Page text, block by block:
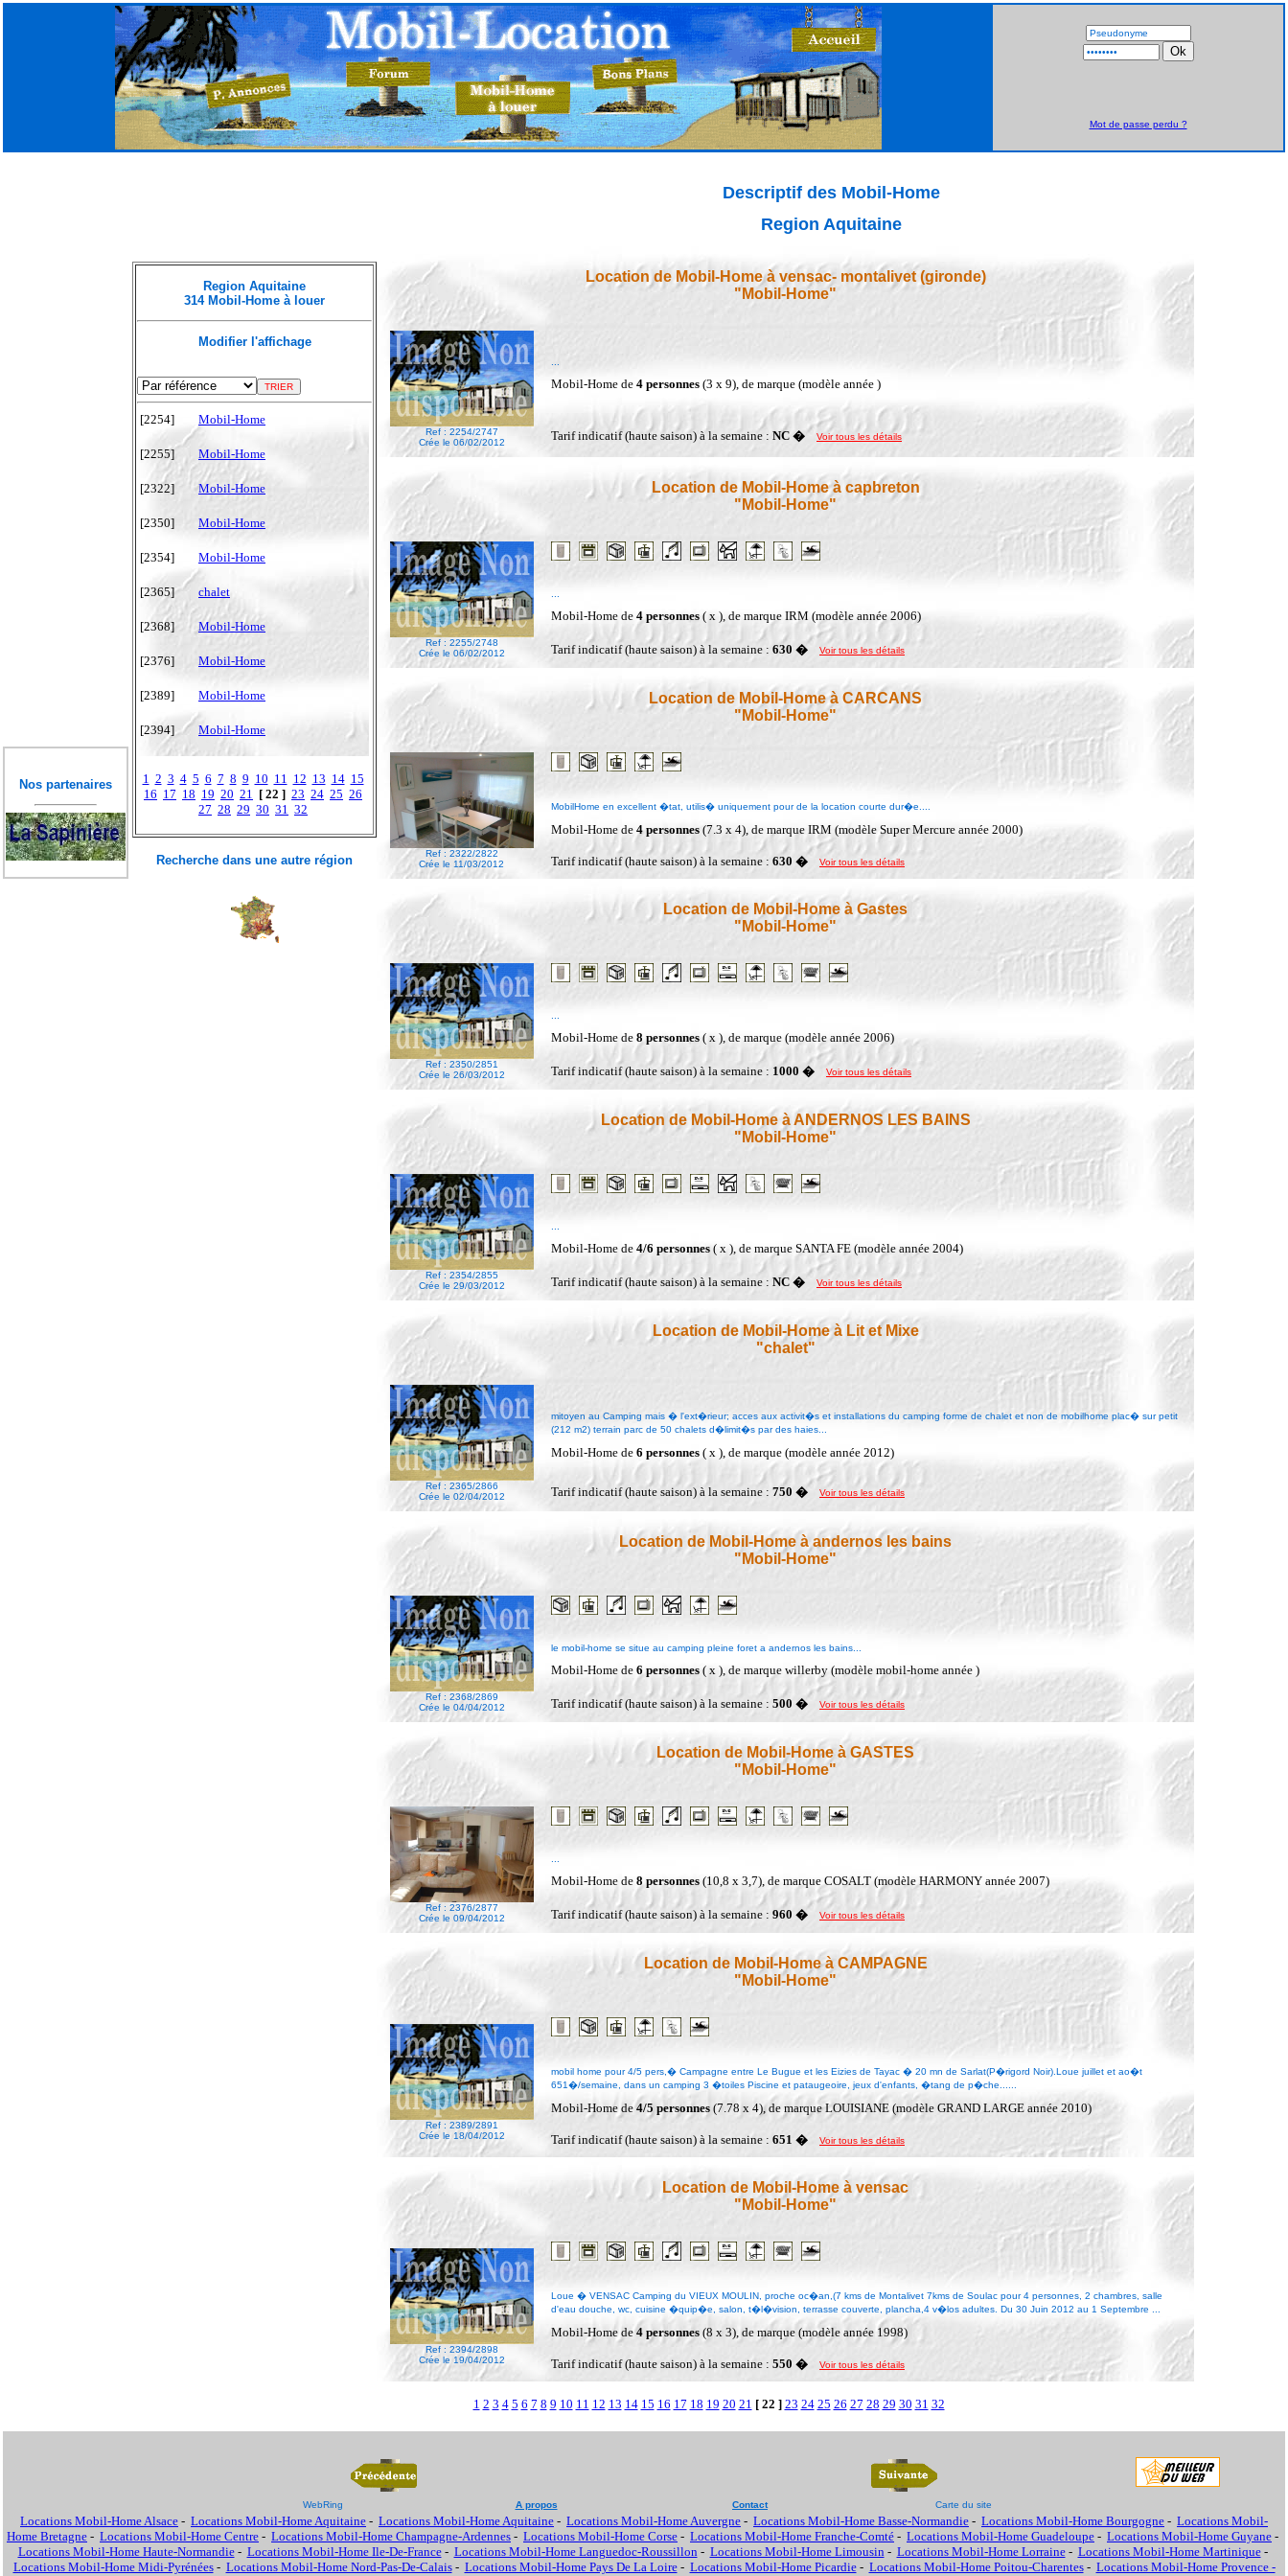
Mot de passe perdu ?
Nos partenaires
Descriptif des Mobil-Home
Region Aquitaine
Region Aquitaine
314 Mobil-Home à louer
Modifier l'affichage
[2254] Mobil-Home
[2255] Mobil-Home
[2322] Mobil-Home
[2350] Mobil-Home
[2354] Mobil-Home
[2365] chalet
[2368] Mobil-Home
[2376] Mobil-Home
[2389] Mobil-Home
[2394] Mobil-Home
1 2 3 4 5 6 7 8 9 10 11 12 13 14 15
16 17 18 19 20 21 [ 22 ] 23 24 25 26
27 28 29 30 31 32
Recherche dans une autre région
Location de Mobil-Home à vensac- montalivet (gironde)
"Mobil-Home"
Ref : 2254/2747
Crée le 06/02/2012
Mobil-Home de 4 personnes (3 x 9), de marque (modèle année )
Tarif indicatif (haute saison) à la semaine : NC � Voir tous les détails
Location de Mobil-Home à capbreton
"Mobil-Home"
Ref : 2255/2748
Crée le 06/02/2012
Mobil-Home de 4 personnes ( x ), de marque IRM (modèle année 2006)
Tarif indicatif (haute saison) à la semaine : 630 � Voir tous les détails
Location de Mobil-Home à CARCANS
"Mobil-Home"
Ref : 2322/2822
Crée le 11/03/2012
MobilHome en excellent �tat, utilis� uniquement pour de la location courte dur�e....
Mobil-Home de 4 personnes (7.3 x 4), de marque IRM (modèle Super Mercure année 2000)
Tarif indicatif (haute saison) à la semaine : 630 � Voir tous les détails
Location de Mobil-Home à Gastes
"Mobil-Home"
Ref : 2350/2851
Crée le 26/03/2012
Mobil-Home de 8 personnes ( x ), de marque (modèle année 2006)
Tarif indicatif (haute saison) à la semaine : 1000 � Voir tous les détails
Location de Mobil-Home à ANDERNOS LES BAINS
"Mobil-Home"
Ref : 2354/2855
Crée le 29/03/2012
Mobil-Home de 4/6 personnes ( x ), de marque SANTA FE (modèle année 2004)
Tarif indicatif (haute saison) à la semaine : NC � Voir tous les détails
Location de Mobil-Home à Lit et Mixe
"chalet"
Ref : 2365/2866
Crée le 02/04/2012
mitoyen au Camping mais � l'ext�rieur; acces aux activit�s et installations du camping forme de chalet et non de mobilhome plac� sur petit
(212 m2) terrain parc de 50 chalets d�limit�s par des haies...
Mobil-Home de 6 personnes ( x ), de marque (modèle année 2012)
Tarif indicatif (haute saison) à la semaine : 750 � Voir tous les détails
Location de Mobil-Home à andernos les bains
"Mobil-Home"
Ref : 2368/2869
Crée le 04/04/2012
le mobil-home se situe au camping pleine foret a andernos les bains...
Mobil-Home de 6 personnes ( x ), de marque willerby (modèle mobil-home année )
Tarif indicatif (haute saison) à la semaine : 500 � Voir tous les détails
Location de Mobil-Home à GASTES
"Mobil-Home"
Ref : 2376/2877
Crée le 09/04/2012
Mobil-Home de 8 personnes (10,8 x 3,7), de marque COSALT (modèle HARMONY année 2007)
Tarif indicatif (haute saison) à la semaine : 960 � Voir tous les détails
Location de Mobil-Home à CAMPAGNE
"Mobil-Home"
Ref : 2389/2891
Crée le 18/04/2012
mobil home pour 4/5 pers,� Campagne entre Le Bugue et les Eizies de Tayac � 20 mn de Sarlat(P�rigord Noir).Loue juillet et ao�t
651�/semaine, dans un camping 3 �toiles Piscine et pataugeoire, jeux d'enfants, �tang de p�che......
Mobil-Home de 4/5 personnes (7.78 x 4), de marque LOUISIANE (modèle GRAND LARGE année 2010)
Tarif indicatif (haute saison) à la semaine : 651 � Voir tous les détails
Location de Mobil-Home à vensac
"Mobil-Home"
Ref : 2394/2898
Crée le 19/04/2012
Loue � VENSAC Camping du VIEUX MOULIN, proche oc�an,(7 kms de Montalivet 7kms de Soulac pour 4 personnes, 2 chambres, salle
d'eau douche, wc, cuisine �quip�e, salon, t�l�vision, terrasse couverte, plancha,4 v�los adultes. Du 30 Juin 2012 au 1 Septembre ...
Mobil-Home de 4 personnes (8 x 3), de marque (modèle année 1998)
Tarif indicatif (haute saison) à la semaine : 550 � Voir tous les détails
1 2 3 4 5 6 7 8 9 10 11 12 13 14 15 16 17 18 19 20 21 [ 22 ] 23 24 25 26 27 28 29 30 31 32
WebRing A propos Contact Carte du site
Locations Mobil-Home Alsace - Locations Mobil-Home Aquitaine - Locations Mobil-Home Aquitaine - Locations Mobil-Home Auvergne - Locations Mobil-Home Basse-Normandie - Locations Mobil-Home Bourgogne - Locations Mobil-
Home Bretagne - Locations Mobil-Home Centre - Locations Mobil-Home Champagne-Ardennes - Locations Mobil-Home Corse - Locations Mobil-Home Franche-Comté - Locations Mobil-Home Guadeloupe - Locations Mobil-Home Guyane -
Locations Mobil-Home Haute-Normandie- Locations Mobil-Home Ile-De-France- Locations Mobil-Home Languedoc-Roussillon - Locations Mobil-Home Limousin - Locations Mobil-Home Lorraine- Locations Mobil-Home Martinique-
Locations Mobil-Home Midi-Pyrénées- Locations Mobil-Home Nord-Pas-De-Calais- Locations Mobil-Home Pays De La Loire- Locations Mobil-Home Picardie- Locations Mobil-Home Poitou-Charentes- Locations Mobil-Home Provence -